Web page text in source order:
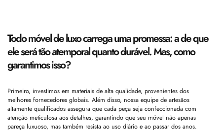
Todo móvel de luxo carrega uma promessa: a de que
ele será tão atemporal quanto durável. Mas, como
garantimos isso?
Primeiro, investimos em materiais de alta qualidade, provenientes dos
melhores fornecedores globais. Além disso, nossa equipe de artesãos
altamente qualificados assegura que cada peça seja confeccionada com
atenção meticulosa aos detalhes, garantindo que seu móvel não apenas
pareça luxuoso, mas também resista ao uso diário e ao passar dos anos.